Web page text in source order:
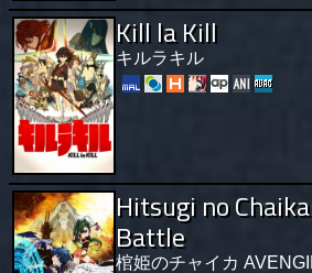
Kill la Kill
キルラキル
Hitsugi no
Battle
棺姫のチャイカ